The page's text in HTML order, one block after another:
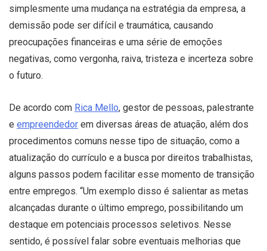
simplesmente uma mudança na estratégia da empresa, a
demissão pode ser difícil e traumática, causando
preocupações financeiras e uma série de emoções
negativas, como vergonha, raiva, tristeza e incerteza sobre
o futuro.
De acordo com Rica Mello, gestor de pessoas, palestrante
e empreendedor em diversas áreas de atuação, além dos
procedimentos comuns nesse tipo de situação, como a
atualização do currículo e a busca por direitos trabalhistas,
alguns passos podem facilitar esse momento de transição
entre empregos. “Um exemplo disso é salientar as metas
alcançadas durante o último emprego, possibilitando um
destaque em potenciais processos seletivos. Nesse
sentido, é possível falar sobre eventuais melhorias que